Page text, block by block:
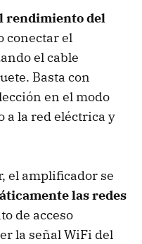
rendimiento del
conectar el
el cable
Basta con
en el modo
a la red eléctrica y
el amplificador se
las redes
de acceso
la señal WiFi del